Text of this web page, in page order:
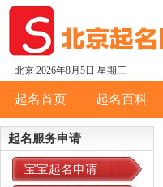
北京 2026年8月5日 星期三
起名首页 起名百科
起名服务申请
宝宝起名申请